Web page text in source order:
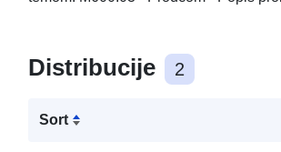
Distribucije 2
Sort